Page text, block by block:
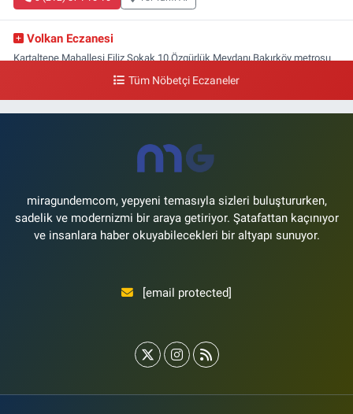
Volkan Eczanesi
Kartaltepe Mahallesi Filiz Sokak 10 Özgürlük Meydanı,Bakırköy metrosu
Yeşilköy Mahallesi Doğruyol Sokak 7 A Dürümcü Baba'nın Bir Alt
0 (212) 663 11 97
Tüm Nöbetçi Eczaneler
miragundemcom, yepyeni temasıyla sizleri buluştururken,
sadelik ve modernizmi bir araya getiriyor. Şatafattan kaçınıyor
ve insanlara haber okuyabilecekleri bir altyapı sunuyor.
[email protected]